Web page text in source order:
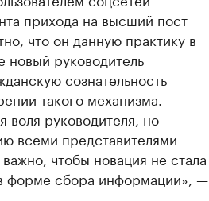
прихода на высший пост
что он данную практику в
новый руководитель
сознательность
такого механизма.
воля руководителя, но
всеми представителями
чтобы новация не стала
форме сбора информации», —